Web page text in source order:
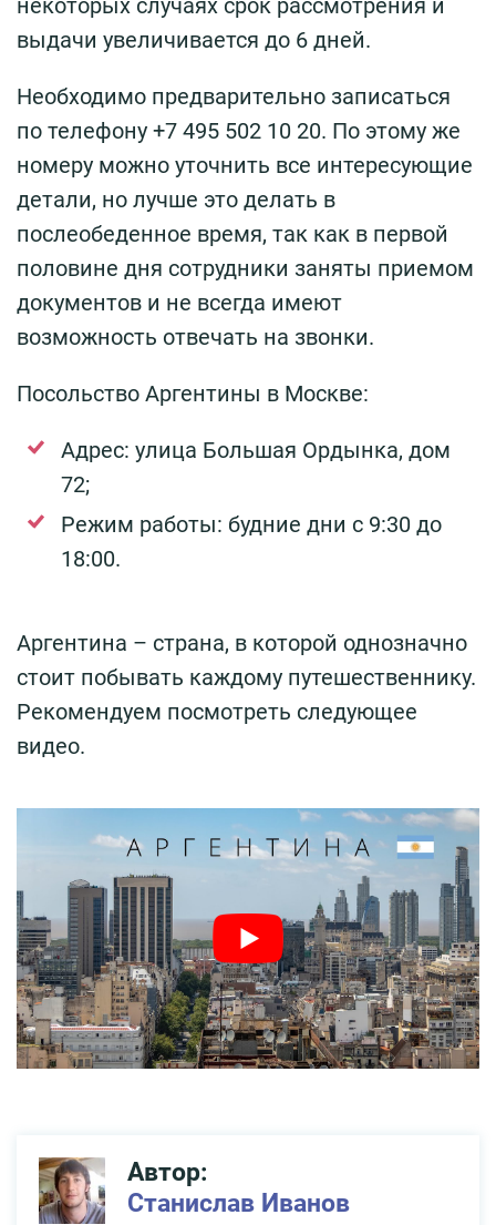
некоторых случаях срок рассмотрения и
выдачи увеличивается до 6 дней.
Необходимо предварительно записаться
по телефону +7 495 502 10 20. По этому же
номеру можно уточнить все интересующие
детали, но лучше это делать в
послеобеденное время, так как в первой
половине дня сотрудники заняты приемом
документов и не всегда имеют
возможность отвечать на звонки.
Посольство Аргентины в Москве:
Адрес: улица Большая Ордынка, дом
72;
Режим работы: будние дни с 9:30 до
18:00.
Аргентина – страна, в которой однозначно
стоит побывать каждому путешественнику.
Рекомендуем посмотреть следующее
видео.
Автор:
Станислав Иванов